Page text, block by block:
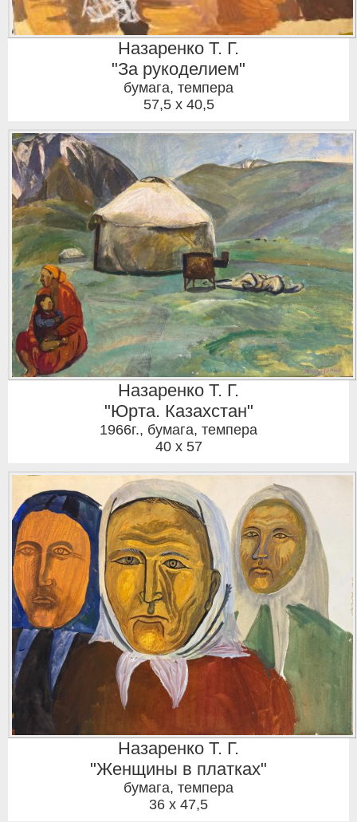
Назаренко Т. Г.
"За рукоделием"
бумага, темпера
57,5 x 40,5
Назаренко Т. Г.
"Юрта. Казахстан"
1966г., бумага, темпера
40 x 57
Назаренко Т. Г.
"Женщины в платках"
бумага, темпера
36 x 47,5